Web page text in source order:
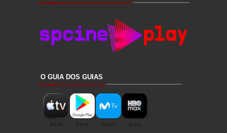
O GUIA DOS GUIAS